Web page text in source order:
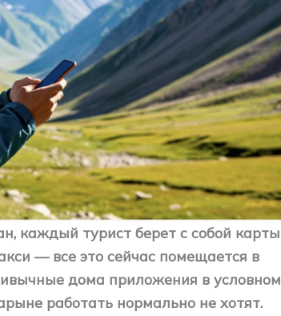
каждый турист берет с собой карты
— все это сейчас помещается в
дома приложения в условном
работать нормально не хотят.